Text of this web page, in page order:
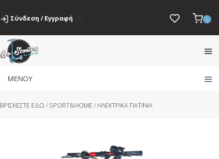
Σύνδεση / Εγγραφή 0
ΜΕΝΟΥ
BΡΙΣΚΕΣΤΕ ΕΔΩ / SPORT&HOME/ ΗΛΕΚΤΡΙΚΑ ΠΑΤΙΝΙΑ